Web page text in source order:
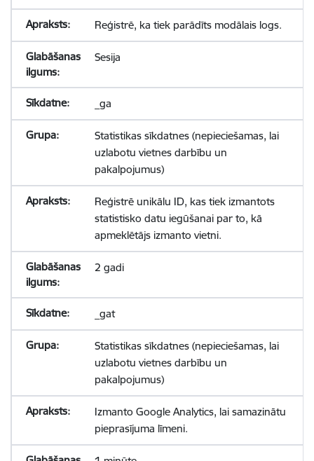
Reģistrē, ka tiek parādīts modālais logs.
Sesija
_ga
Statistikas sīkdatnes (nepieciešamas, lai
uzlabotu vietnes darbību un
pakalpojumus)
Reģistrē unikālu ID, kas tiek izmantots
statistisko datu iegūšanai par to, kā
apmeklētājs izmanto vietni.
2 gadi
_gat
Statistikas sīkdatnes (nepieciešamas, lai
uzlabotu vietnes darbību un
pakalpojumus)
Izmanto Google Analytics, lai samazinātu
pieprasījuma līmeni.